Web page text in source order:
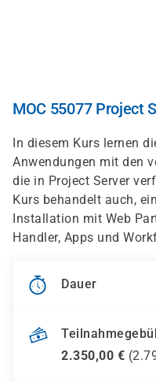
MOC 55077 Project
In diesem Kurs lernen
Anwendungen mit den
die in Project Server
Kurs behandelt auch,
Installation mit Web
Handler, Apps und
Dauer
2.350,00 € (